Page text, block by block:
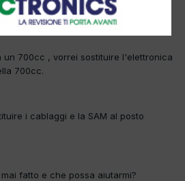
450 Brabus 600cc con ZEE.
un 700cc , vorrei sostituire l'elettronica
700cc.
i cablaggi e la SAM al posto
fatto e che possa aiutarmi?